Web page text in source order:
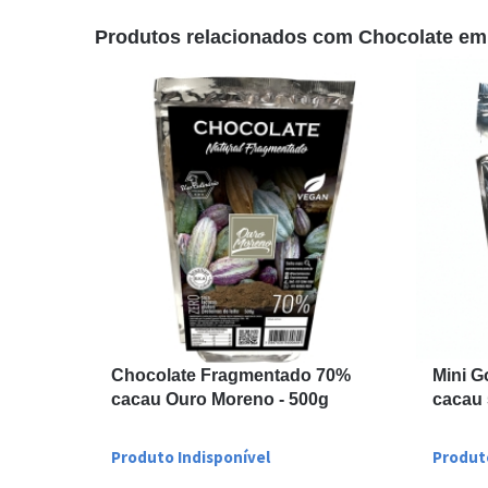
Produtos relacionados com Chocolate
Chocolate Fragmentado 70%
cacau Ouro Moreno - 500g
Produto Indisponível
Mini
cacau